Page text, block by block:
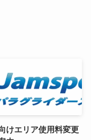
けエリア使用料変更